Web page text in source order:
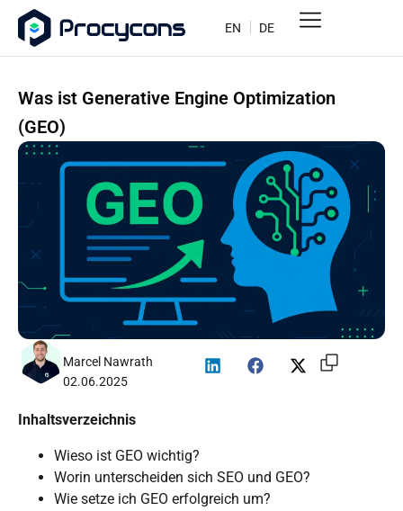
EN DE
Was ist Generative Engine Optimization
(GEO)
Marcel Nawrath
02.06.2025
Inhaltsverzeichnis
Wieso ist GEO wichtig?
Worin unterscheiden sich SEO und GEO?
Wie setze ich GEO erfolgreich um?